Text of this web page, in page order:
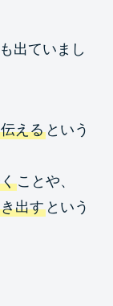
出ていまし
えるという
ことや、
出すという